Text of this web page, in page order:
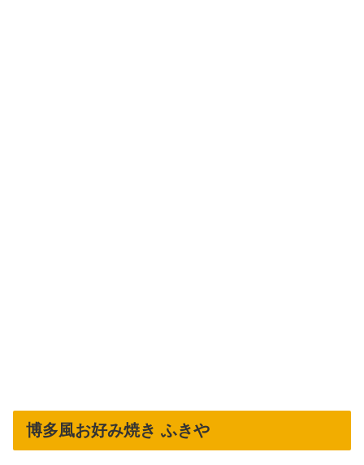
博多風お好み焼き ふきや